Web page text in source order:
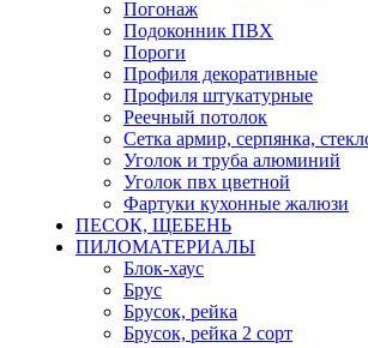
Погонаж
Подоконник ПВХ
Пороги
Профиля декоративные
Профиля штукатурные
Реечный потолок
Сетка армир, серпянка,
Уголок и труба алюминий
Уголок пвх цветной
Фартуки кухонные жалюзи
ПЕСОК, ЩЕБЕНЬ
ПИЛОМАТЕРИАЛЫ
Блок-хаус
Брус
Брусок, рейка
Брусок, рейка 2 сорт